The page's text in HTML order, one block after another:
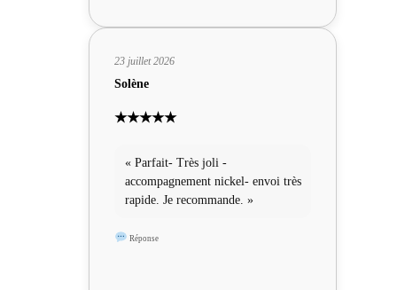
23 juillet 2026
Solène
★★★★★
« Parfait- Très joli -
accompagnement nickel- envoi très
rapide. Je recommande. »
Réponse